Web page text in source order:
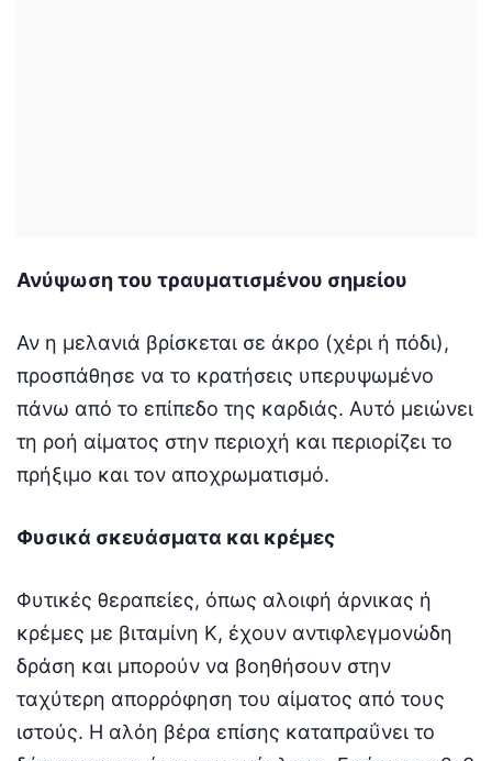
Ανύψωση του τραυματισμένου σημείου
Αν η μελανιά βρίσκεται σε άκρο (χέρι ή πόδι),
προσπάθησε να το κρατήσεις υπερυψωμένο
πάνω από το επίπεδο της καρδιάς. Αυτό μειώνει
τη ροή αίματος στην περιοχή και περιορίζει το
πρήξιμο και τον αποχρωματισμό.
Φυσικά σκευάσματα και κρέμες
Φυτικές θεραπείες, όπως αλοιφή άρνικας ή
κρέμες με βιταμίνη Κ, έχουν αντιφλεγμονώδη
δράση και μπορούν να βοηθήσουν στην
ταχύτερη απορρόφηση του αίματος από τους
ιστούς. Η αλόη βέρα επίσης καταπραΰνει το